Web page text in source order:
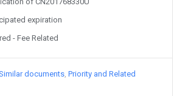
expiration
- Fee Related
documents Priority and Related